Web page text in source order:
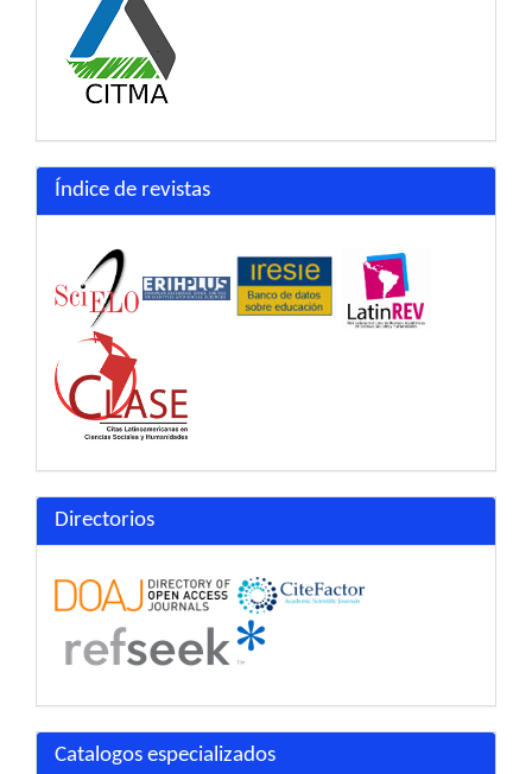
Índice de revistas
Directorios
Catalogos especializados